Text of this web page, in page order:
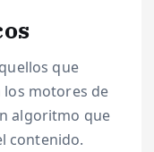
que
los motores de
algoritmo que
contenido.